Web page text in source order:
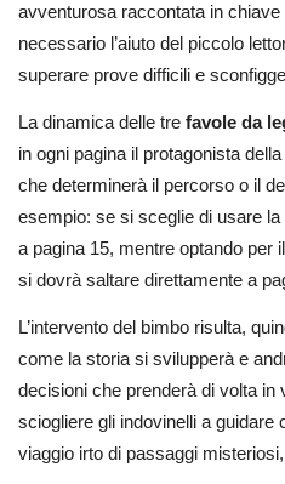
avventurosa raccontata in
necessario l’aiuto del piccolo
superare prove difficili e
La dinamica delle tre favole da
in ogni pagina il protagonista
che determinerà il percorso o il
esempio: se si sceglie di usare
a pagina 15, mentre optando per
si dovrà saltare direttamente a
L’intervento del bimbo risulta,
come la storia si svilupperà e
decisioni che prenderà di volta in
sciogliere gli indovinelli a guidare
viaggio irto di passaggi